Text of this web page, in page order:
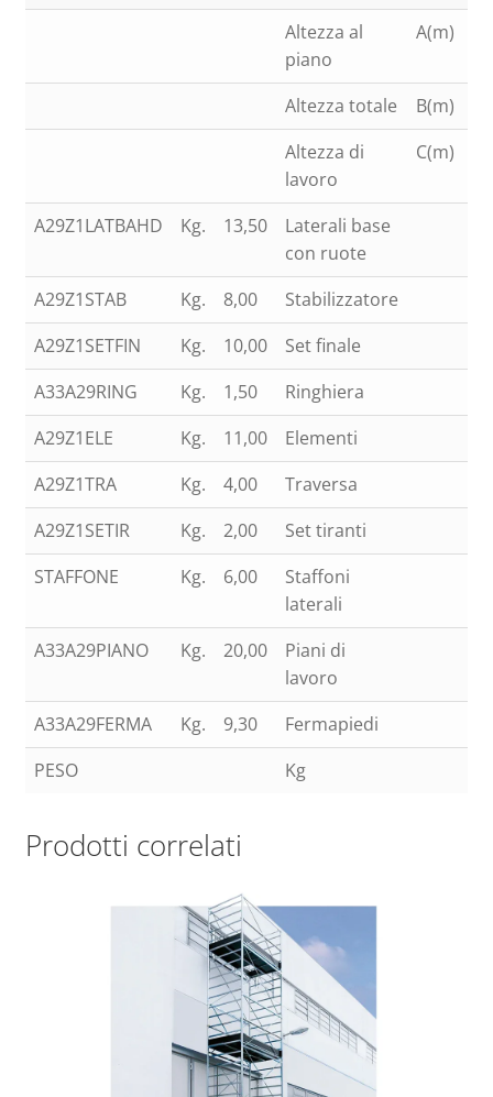
Altezza al
piano
A(m)
Altezza totale B(m)
Altezza di
lavoro
C(m)
A29Z1LATBAHD Kg. 13,50
Laterali base
con ruote
A29Z1STAB Kg. 8,00 Stabilizzatore
A29Z1SETFIN
Kg. 10,00 Set finale
A33A29RING
Kg. 1,50 Ringhiera
A29Z1ELE
Kg. 11,00 Elementi
A29Z1TRA
Kg. 4,00 Traversa
A29Z1SETIR
Kg. 2,00 Set tiranti
STAFFONE
Kg. 6,00
Staffoni
laterali
A33A29PIANO Kg. 20,00
Piani di
lavoro
A33A29FERMA Kg. 9,30 Fermapiedi
PESO
Kg
Prodotti correlati